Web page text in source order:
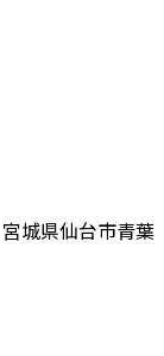
宮城県仙台市青葉